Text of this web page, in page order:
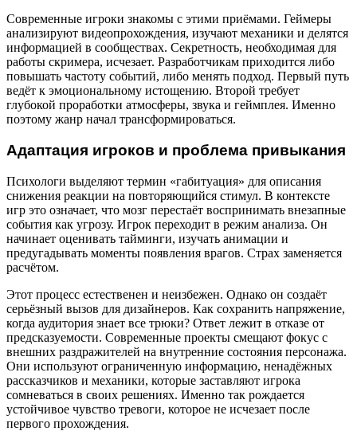
Современные игроки знакомы с этими приёмами. Геймеры
анализируют видеопрохождения, изучают механики и делятся
информацией в сообществах. Секретность, необходимая для
работы скримера, исчезает. Разработчикам приходится либо
повышать частоту событий, либо менять подход. Первый путь
ведёт к эмоциональному истощению. Второй требует
глубокой проработки атмосферы, звука и геймплея. Именно
поэтому жанр начал трансформироваться.
Адаптация игроков и проблема привыкания
Психологи выделяют термин «габитуация» для описания
снижения реакции на повторяющийся стимул. В контексте
игр это означает, что мозг перестаёт воспринимать внезапные
события как угрозу. Игрок переходит в режим анализа. Он
начинает оценивать тайминги, изучать анимации и
предугадывать моменты появления врагов. Страх заменяется
расчётом.
Этот процесс естественен и неизбежен. Однако он создаёт
серьёзный вызов для дизайнеров. Как сохранить напряжение,
когда аудитория знает все трюки? Ответ лежит в отказе от
предсказуемости. Современные проекты смещают фокус с
внешних раздражителей на внутренние состояния персонажа.
Они используют ограниченную информацию, ненадёжных
рассказчиков и механики, которые заставляют игрока
сомневаться в своих решениях. Именно так рождается
устойчивое чувство тревоги, которое не исчезает после
первого прохождения.